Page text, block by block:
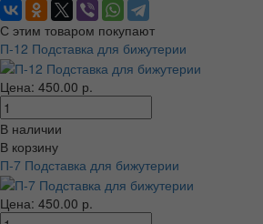
С этим товаром покупают
П-12 Подставка для бижутерии
Цена: 450.00 р.
В наличии
В корзину
П-7 Подставка для бижутерии
Цена: 450.00 р.